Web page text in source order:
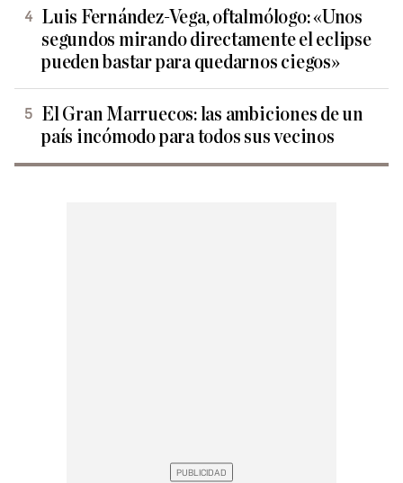
Luis Fernández-Vega, oftalmólogo: «Unos
segundos mirando directamente el eclipse
pueden bastar para quedarnos ciegos»
El Gran Marruecos: las ambiciones de un
país incómodo para todos sus vecinos